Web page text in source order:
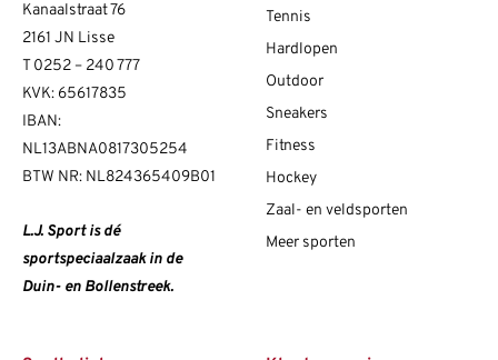
Kanaalstraat 76
2161 JN Lisse
T 0252 – 240 777
KVK: 65617835
IBAN:
NL13ABNA0817305254
BTW NR: NL824365409B01
L.J. Sport is dé
sportspeciaalzaak in de
Duin- en Bollenstreek.
Tennis
Hardlopen
Outdoor
Sneakers
Fitness
Hockey
Zaal- en veldsporten
Meer sporten